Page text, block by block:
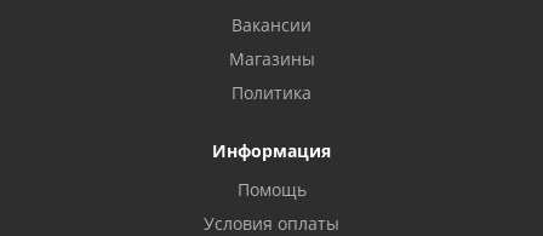
Вакансии
Магазины
Политика
Информация
Помощь
Условия оплаты